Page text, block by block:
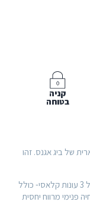
זהו
3 עונות קלאסי- כולל
יחסית